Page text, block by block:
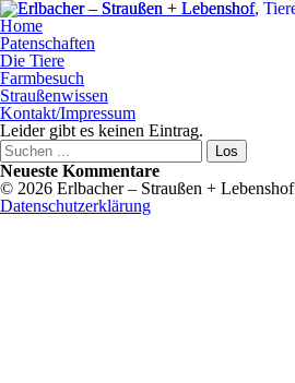
Home
Patenschaften
Die Tiere
Farmbesuch
Straußenwissen
Kontakt/Impressum
Leider gibt es keinen Eintrag.
Neueste Kommentare
© 2026 Erlbacher – Straußen + Lebenshof
Datenschutzerklärung